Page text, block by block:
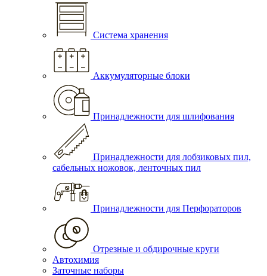
Система хранения
Аккумуляторные блоки
Принадлежности для шлифования
Принадлежности для лобзиковых пил,
сабельных ножовок, ленточных пил
Принадлежности для Перфораторов
Отрезные и обдирочные круги
Автохимия
Заточные наборы